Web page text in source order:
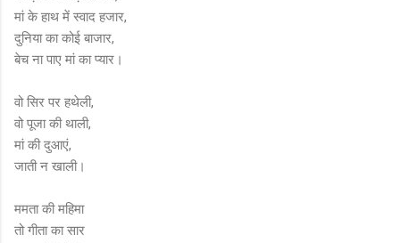
मां के हाथ में स्वाद हजार,
दुनिया का कोई बाजार,
बेच ना पाए मां का प्यार।
वो सिर पर हथेली,
वो पूजा की थाली,
मां की दुआएं,
जाती न खाली।
ममता की महिमा
तो गीता का सार